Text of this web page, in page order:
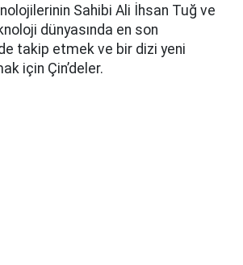
Sahibi Ali İhsan Tuğ ve
dünyasında en son
takip etmek ve bir dizi yeni
için Çin’deler.